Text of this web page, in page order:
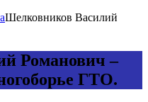
Шелковников Василий
Романович –
ГТО.